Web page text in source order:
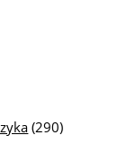
(290)